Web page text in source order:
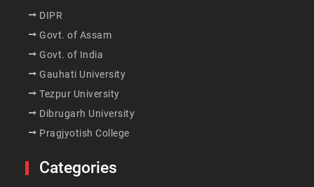
DIPR
Govt. of Assam
Govt. of India
Gauhati University
Tezpur University
Dibrugarh University
Pragjyotish College
Categories